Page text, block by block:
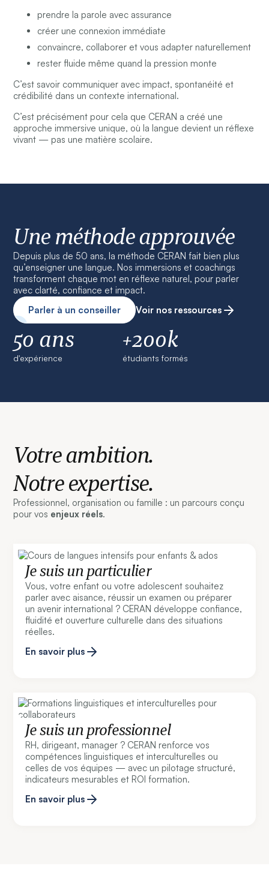
prendre la parole avec assurance
créer une connexion immédiate
convaincre, collaborer et vous adapter naturellement
rester fluide même quand la pression monte
C’est savoir communiquer avec impact, spontanéité et
crédibilité dans un contexte international.
C’est précisément pour cela que CERAN a créé une
approche immersive unique, où la langue devient un réflexe
vivant — pas une matière scolaire.
Une méthode approuvée
Depuis plus de 50 ans, la méthode CERAN fait bien plus
qu’enseigner une langue. Nos immersions et coachings
transforment chaque mot en réflexe naturel, pour parler
avec clarté, confiance et impact.
Parler à un conseiller
Voir nos ressources
50 ans
d'expérience
+200k
étudiants formés
Votre ambition.
Notre expertise.
Professionnel, organisation ou famille : un parcours conçu
pour vos enjeux réels.
Je suis un particulier
Vous, votre enfant ou votre adolescent souhaitez
parler avec aisance, réussir un examen ou préparer
un avenir international ? CERAN développe confiance,
fluidité et ouverture culturelle dans des situations
réelles.
En savoir plus
Je suis un professionnel
RH, dirigeant, manager ? CERAN renforce vos
compétences linguistiques et interculturelles ou
celles de vos équipes — avec un pilotage structuré,
indicateurs mesurables et ROI formation.
En savoir plus